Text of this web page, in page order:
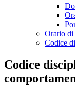
Orario di
Codice
Codice